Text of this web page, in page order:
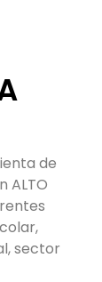
la
tus